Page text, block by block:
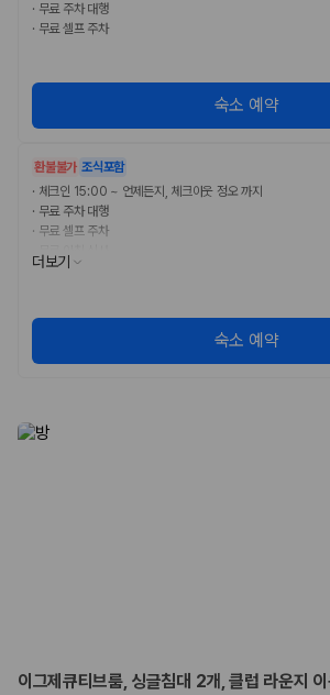
· 무료 주차 대행
· 무료 셀프 주차
숙소 예약
환불불가 조식포함
· 체크인 15:00 ~ 언제든지, 체크아웃 정오 까지
· 무료 주차 대행
· 무료 셀프 주차
무료 아침 식사
더보기
숙소 예약
이그제큐티브룸, 싱글침대 2개, 클럽 라운지